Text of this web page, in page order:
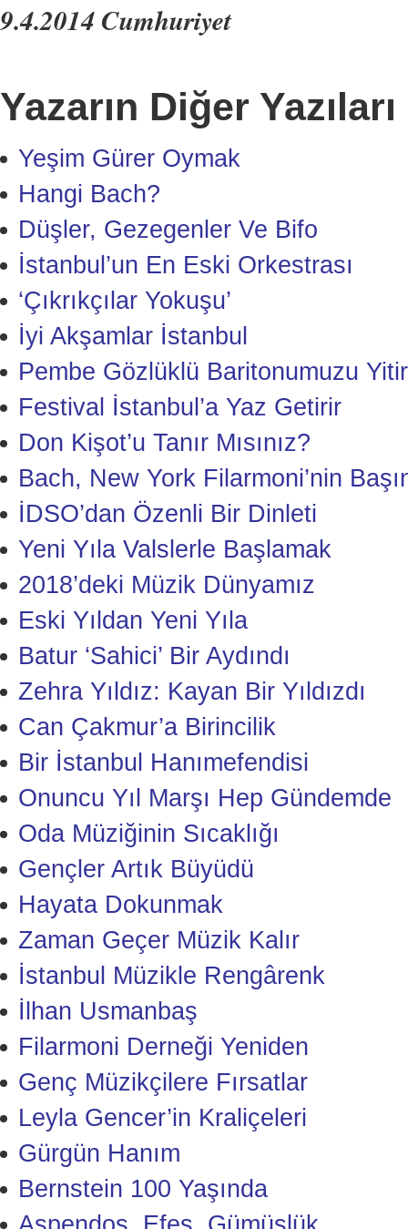
9.4.2014 Cumhuriyet
Yazarın Diğer Yazıları
Yeşim Gürer Oymak
Hangi Bach?
Düşler, Gezegenler Ve Bifo
İstanbul’un En Eski Orkestrası
‘Çıkrıkçılar Yokuşu’
İyi Akşamlar İstanbul
Pembe Gözlüklü Baritonumuzu
Festival İstanbul’a Yaz Getirir
Don Kişot’u Tanır Mısınız?
Bach, New York Filarmoni’nin
İDSO’dan Özenli Bir Dinleti
Yeni Yıla Valslerle Başlamak
2018’deki Müzik Dünyamız
Eski Yıldan Yeni Yıla
Batur ‘Sahici’ Bir Aydındı
Zehra Yıldız: Kayan Bir Yıldızdı
Can Çakmur’a Birincilik
Bir İstanbul Hanımefendisi
Onuncu Yıl Marşı Hep Gündemde
Oda Müziğinin Sıcaklığı
Gençler Artık Büyüdü
Hayata Dokunmak
Zaman Geçer Müzik Kalır
İstanbul Müzikle Rengârenk
İlhan Usmanbaş
Filarmoni Derneği Yeniden
Genç Müzikçilere Fırsatlar
Leyla Gencer’in Kraliçeleri
Gürgün Hanım
Bernstein 100 Yaşında